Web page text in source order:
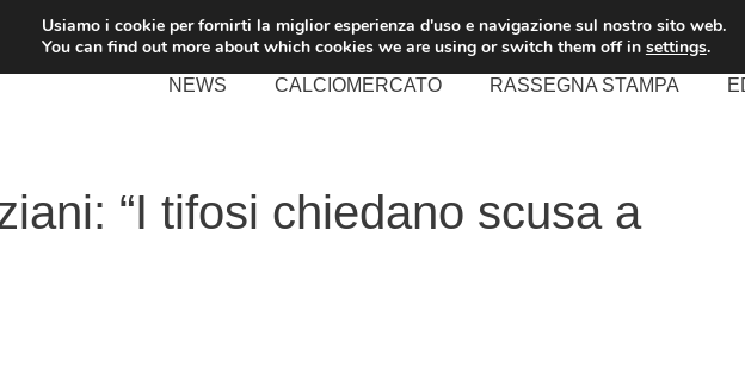
NEWS CALCIOMERCATO RASSEGNA STAMPA
“I tifosi chiedano scusa a
Usiamo i cookie per fornirti la miglior esperienza d'uso e navigazione sul nostro sito web.
You can find out more about which cookies we are using or switch them off in settings.